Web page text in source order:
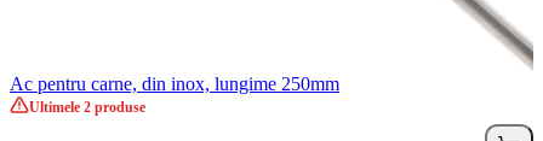
Ac pentru carne, din inox, lungime 250mm
Ultimele 2 produse